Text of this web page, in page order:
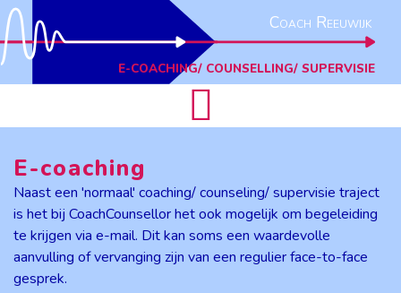
Coach Reeuwijk
E-COACHING/ COUNSELLING/ SUPERVISIE
E-coaching
Naast een 'normaal' coaching/ counseling/ supervisie traject
is het bij CoachCounsellor het ook mogelijk om begeleiding
te krijgen via e-mail. Dit kan soms een waardevolle
aanvulling of vervanging zijn van een regulier face-to-face
gesprek.